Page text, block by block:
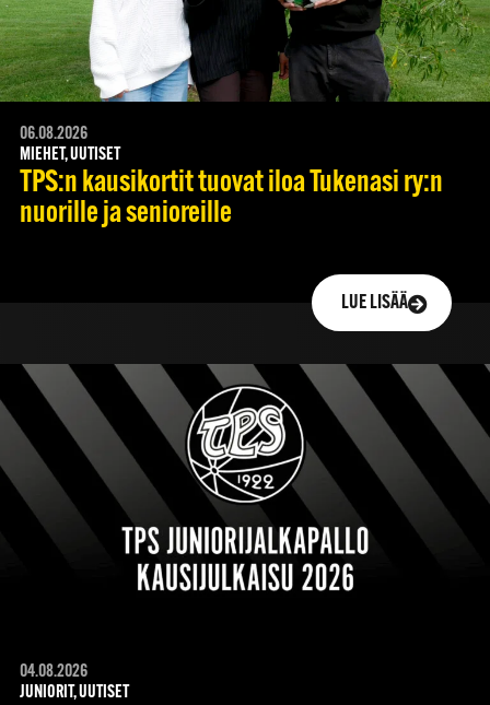
06.08.2026
MIEHET, UUTISET
TPS:n kausikortit tuovat iloa Tukenasi ry:n
nuorille ja senioreille
LUE LISÄÄ
04.08.2026
JUNIORIT, UUTISET